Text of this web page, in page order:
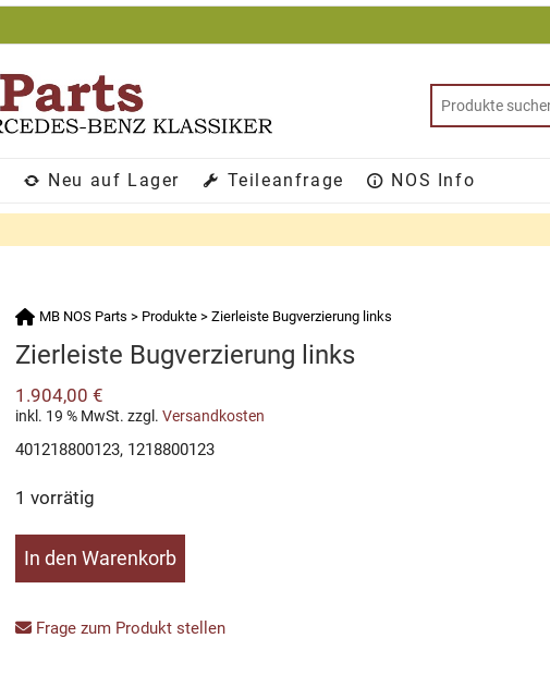
Neu auf Lager Teileanfrage NOS Info
MB NOS Parts > Produkte> Zierleiste Bugverzierung links
Zierleiste Bugverzierung links
1.904,00 €
inkl. 19 % MwSt. zzgl. Versandkosten
401218800123, 1218800123
1 vorrätig
Zierleiste
Menge
In den Warenkorb
Frage zum Produkt stellen